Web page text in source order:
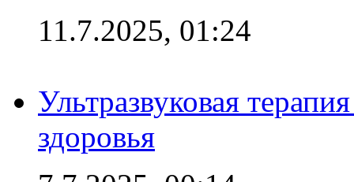
11.7.2025, 01:24
Ультразвуковая
здоровья